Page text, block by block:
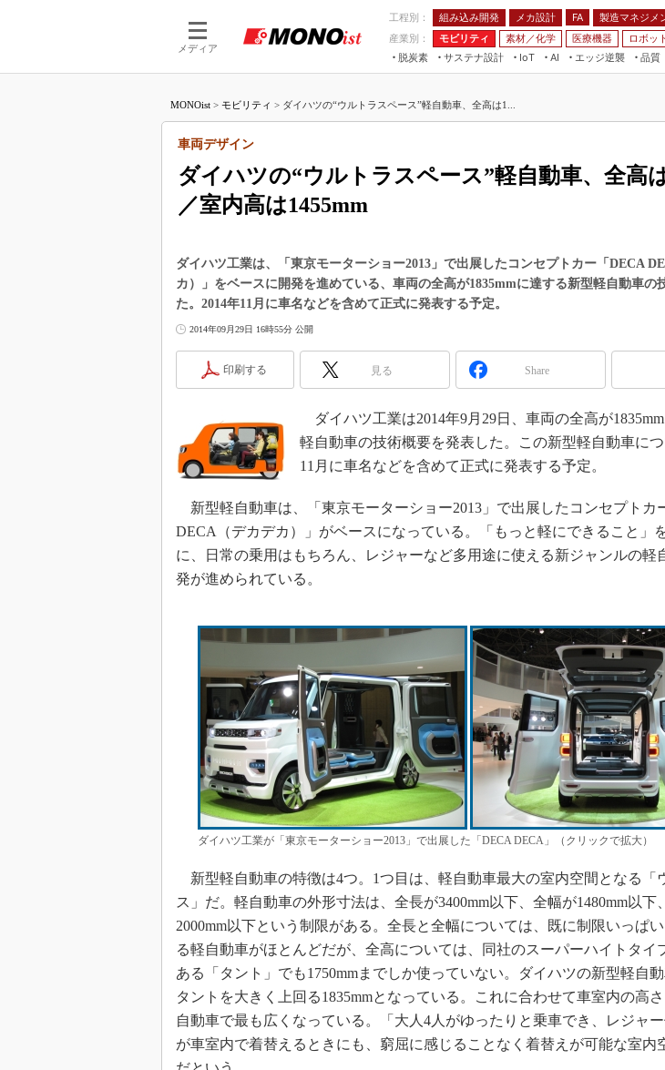
メディア
工程別： 組み込み開発 メカ設計 FA 製造マネジメ
産業別：
モビリティ 素材／化学 医療機器 ロボッ
脱炭素
サステナ設計
IoT
つながる工場
AI
AI×設備保全
エッジ逆襲 品質
JIMTOF
IIFES
TECHNO-FRONTIER
人テク展
日本ものづくりワールド
産業オープンネット展
VR／AR
フィールドサービス
組み込みモデリング
無償設計ツール
3Dプリンタ
デジタルツインとCAE
S＆OP
イノベーション
製造業ビッグデータ
知財マネジメント
海外生産
グローバル設計・開発
制御セキュリティ
新型コロナへの対応
MONOist > モビリティ > ダイハツの“ウルトラスペース”軽自動車、全高は1...
ダイハツの“ウルトラスペース”軽自動車、全高
／室内高は1455mm
車両デザイン
ダイハツ工業は、「東京モーターショー2013」で出展したコンセプトカー「DECA
カ）」をベースに開発を進めている、車両の全高が1835mmに達する新型軽自動車の
た。2014年11月に車名などを含めて正式に発表する予定。
2014年09月29日 16時55分 公開
印刷する 見る Share
ダイハツ工業は2014年9月29日、車両の全高が
軽自動車の技術概要を発表した。この新型軽自動車に
11月に車名などを含めて正式に発表する予定。
新型軽自動車は、「東京モーターショー2013」で出展したコンセプトカ
DECA（デカデカ）」がベースになっている。「もっと軽にできること」
に、日常の乗用はもちろん、レジャーなど多用途に使える新ジャンルの軽
発が進められている。
ダイハツ工業が「東京モーターショー2013」で出展した「DECA DECA」（クリックで拡大）
新型軽自動車の特徴は4つ。1つ目は、軽自動車最大の室内空間となる「
ス」だ。軽自動車の外形寸法は、全長が3400mm以下、全幅が1480mm以下
2000mm以下という制限がある。全長と全幅については、既に制限いっぱ
る軽自動車がほとんどだが、全高については、同社のスーパーハイトタイ
ある「タント」でも1750mmまでしか使っていない。ダイハツの新型軽自動
タントを大きく上回る1835mmとなっている。これに合わせて車室内の高さ
自動車で最も広くなっている。「大人4人がゆったりと乗車でき、レジャ
が車室内で着替えるときにも、窮屈に感じることなく着替えが可能な室内